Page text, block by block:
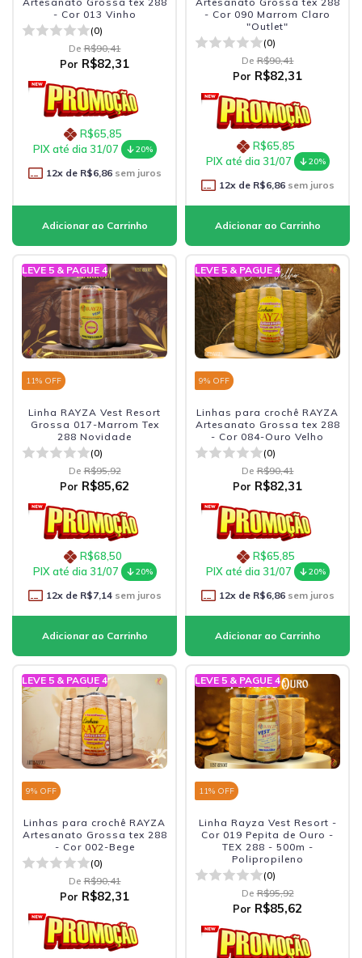
- Cor 013 Vinho
(0)
De R$90,41
Por R$82,31
R$65,85
PIX até dia 31/07
20%
12x de R$6,86sem juros
- Cor 090 Marrom Claro
"Outlet"
(0)
De R$90,41
Por R$82,31
R$65,85
PIX até dia 31/07
20%
12x de R$6,86sem juros
LEVE 5 & PAGUE 4
11% OFF
Linha RAYZA Vest Resort
Grossa 017-Marrom Tex
288 Novidade
(0)
De R$95,92
Por R$85,62
R$68,50
PIX até dia 31/07
20%
12x de R$7,14sem juros
LEVE 5 & PAGUE 4
9% OFF
Linhas para crochê RAYZA
Artesanato Grossa tex 288
- Cor 084-Ouro Velho
(0)
De R$90,41
Por R$82,31
R$65,85
PIX até dia 31/07
20%
12x de R$6,86sem juros
LEVE 5 & PAGUE 4
9% OFF
Linhas para crochê RAYZA
Artesanato Grossa tex 288
- Cor 002-Bege
(0)
De R$90,41
Por R$82,31
LEVE 5 & PAGUE 4
11% OFF
Linha Rayza Vest Resort -
Cor 019 Pepita de Ouro -
TEX 288 - 500m -
Polipropileno
(0)
De R$95,92
Por R$85,62